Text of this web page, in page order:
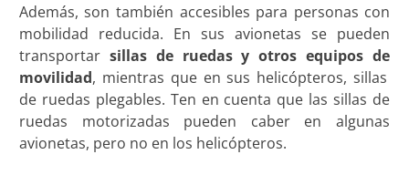
Además, son también accesibles para personas con
mobilidad reducida. En sus avionetas se pueden
transportar sillas de ruedas y otros equipos de
movilidad, mientras que en sus helicópteros, sillas
de ruedas plegables. Ten en cuenta que las sillas de
ruedas motorizadas pueden caber en algunas
avionetas, pero no en los helicópteros.